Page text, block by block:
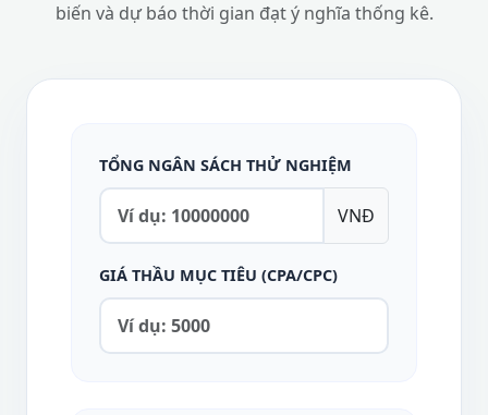
biến và dự báo thời gian đạt ý nghĩa thống kê.
TỔNG NGÂN SÁCH THỬ NGHIỆM
VNĐ
GIÁ THẦU MỤC TIÊU (CPA/CPC)